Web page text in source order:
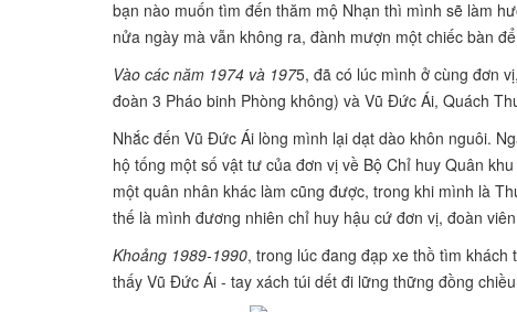
bạn nào muốn tìm đến thăm mộ Nhạn thì mình sẽ làm
nửa ngày mà vẫn không ra, đành mượn một chiếc bàn
Vào các năm 1974 và 1975, đã có lúc mình ở cùng đơn
đoàn 3 Pháo binh Phòng không) và Vũ Đức Ái, Quách
Nhắc đến Vũ Đức Ái lòng mình lại dạt dào khôn nguôi.
hộ tống một số vật tư của đơn vị về Bộ Chỉ huy Quân khu
một quân nhân khác làm cũng được, trong khi mình là
thế là mình đương nhiên chỉ huy hậu cứ đơn vị, đoàn
Khoảng 1989-1990, trong lúc đang đạp xe thồ tìm
thấy Vũ Đức Ái - tay xách túi dết đi lững thững đồng